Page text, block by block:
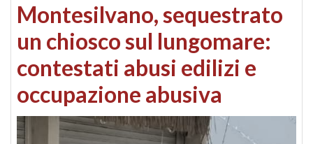
Montesilvano, sequestrato
un chiosco sul lungomare:
contestati abusi edilizi e
occupazione abusiva